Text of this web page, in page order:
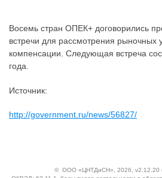
Восемь стран ОПЕК+ договорились
встречи для рассмотрения рыночных
компенсации. Следующая встреча
года.
Источник:
http://government.ru/news/56827/
© ООО «ЦНТДиСН» , 2026,